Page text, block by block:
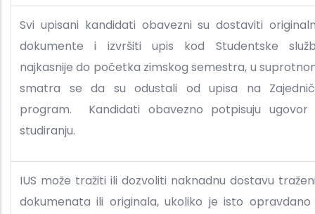
Svi upisani kandidati obavezni su dostaviti
dokumente i izvršiti upis kod Studentske
najkasnije do početka zimskog semestra, u
smatra se da su odustali od upisa na
program. Kandidati obavezno potpisuju ugovor
studiranju.
IUS može tražiti ili dozvoliti naknadnu dostavu
dokumenata ili originala, ukoliko je isto opravdano